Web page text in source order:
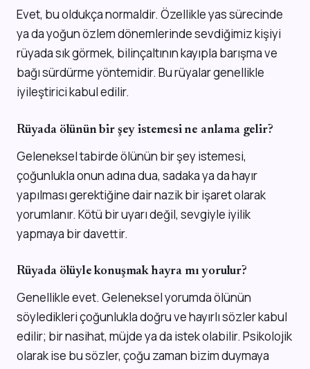
Evet, bu oldukça normaldir. Özellikle yas sürecinde
ya da yoğun özlem dönemlerinde sevdiğimiz kişiyi
rüyada sık görmek, bilinçaltının kayıpla barışma ve
bağı sürdürme yöntemidir. Bu rüyalar genellikle
iyileştirici kabul edilir.
Rüyada ölünün bir şey istemesi ne anlama gelir?
Geleneksel tabirde ölünün bir şey istemesi,
çoğunlukla onun adına dua, sadaka ya da hayır
yapılması gerektiğine dair nazik bir işaret olarak
yorumlanır. Kötü bir uyarı değil, sevgiyle iyilik
yapmaya bir davettir.
Rüyada ölüyle konuşmak hayra mı yorulur?
Genellikle evet. Geleneksel yorumda ölünün
söyledikleri çoğunlukla doğru ve hayırlı sözler kabul
edilir; bir nasihat, müjde ya da istek olabilir. Psikolojik
olarak ise bu sözler, çoğu zaman bizim duymaya